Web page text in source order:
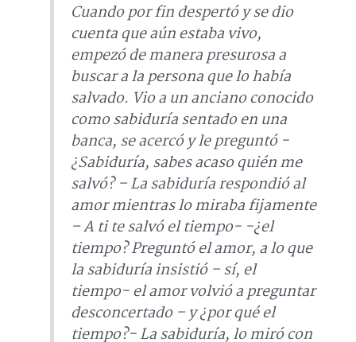
Cuando por fin despertó y se dio
cuenta que aún estaba vivo,
empezó de manera presurosa a
buscar a la persona que lo había
salvado. Vio a un anciano conocido
comosabiduríasentado en una
banca, se acercó y le preguntó -
¿Sabiduría, sabes acaso quién me
salvó? – La sabiduría respondió al
amor mientras lo miraba fijamente
– A ti te salvó el tiempo- -¿el
tiempo? Preguntó el amor, a lo que
la sabiduría insistió – sí, el
tiempo- el amor volvió a preguntar
desconcertado – y ¿por qué el
tiempo?- La sabiduría, lo miró con